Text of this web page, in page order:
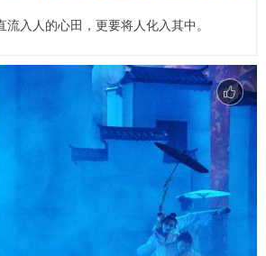
流入人的心田，更要将人化入其中。